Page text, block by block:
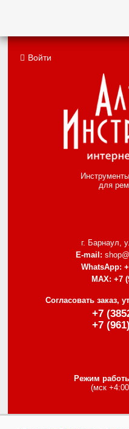
для
г. Барнаул,
E-mail:
WhatsApp:
MAX: +7
Согласовать заказ,
+7
+7
Режим
(мск
Войти